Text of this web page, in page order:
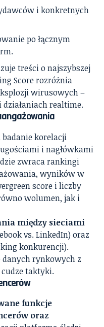
i konkretnych
po łącznym
treści o najszybszej
Score rozróżnia
wirusowych –
realtime.
korelacji
i nagłówkami
zwraca rankingi
wyników w
score i liczby
wolumen, jak i
między sieciami
vs. LinkedIn) oraz
konkurencji).
danych rynkowych z
taktyki.
funkcje
oraz